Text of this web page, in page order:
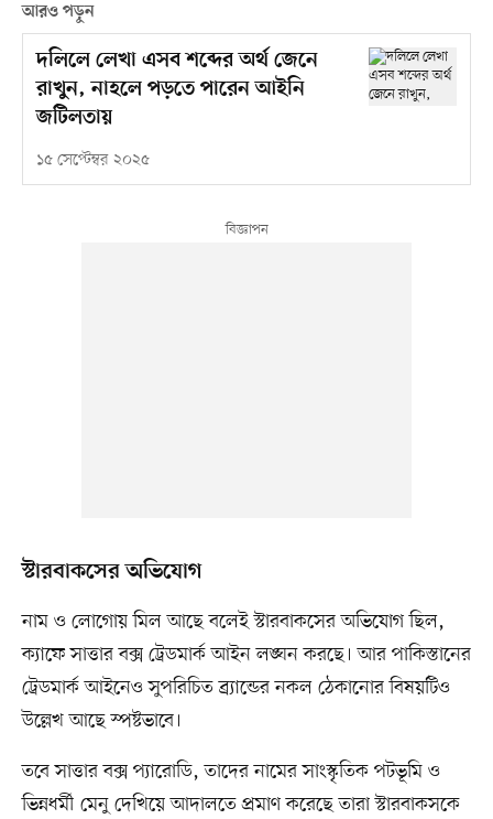
আরও পড়ুন
দলিলে লেখা এসব শব্দের অর্থ জেনে
রাখুন, নাহলে পড়তে পারেন আইনি
জটিলতায়
১৫ সেপ্টেম্বর ২০২৫
স্টারবাকসের অভিযোগ
নাম ও লোগোয় মিল আছে বলেই স্টারবাকসের অভিযোগ ছিল,
ক্যাফে সাত্তার বক্স ট্রেডমার্ক আইন লঙ্ঘন করছে। আর পাকিস্তানের
ট্রেডমার্ক আইনেও সুপরিচিত ব্র্যান্ডের নকল ঠেকানোর বিষয়টিও
উল্লেখ আছে স্পষ্টভাবে।
তবে সাত্তার বক্স প্যারোডি, তাদের নামের সাংস্কৃতিক পটভূমি ও
ভিন্নধর্মী মেনু দেখিয়ে আদালতে প্রমাণ করেছে তারা স্টারবাকসকে